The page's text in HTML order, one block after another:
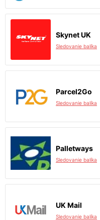
Skynet UK
Sledovanie balíka
Parcel2Go
Sledovanie balíka
Palletways
Sledovanie balíka
UK Mail
Sledovanie balíka